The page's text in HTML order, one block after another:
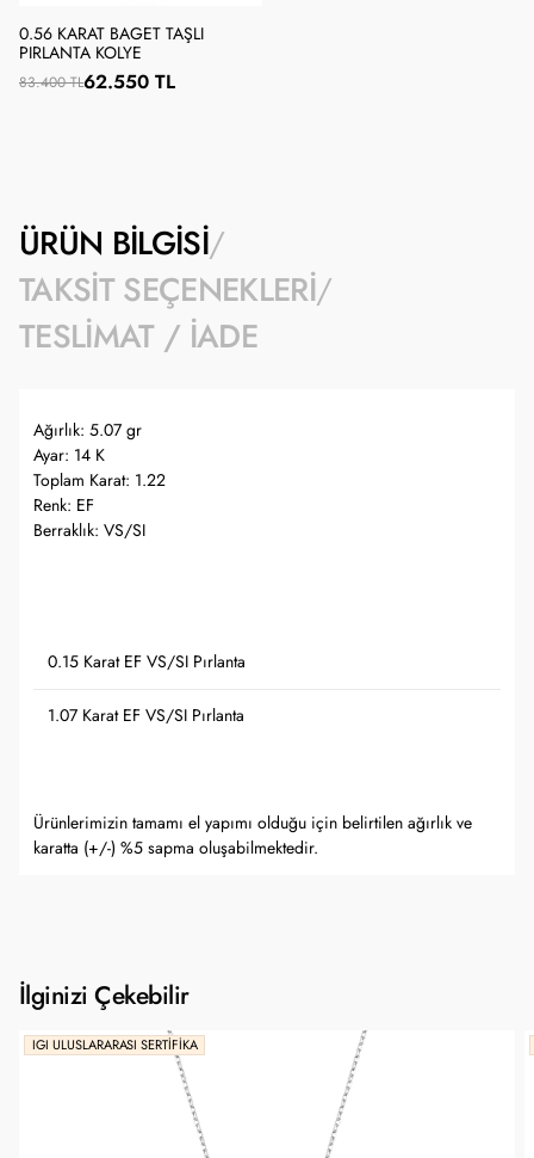
0.56 KARAT BAGET TAŞLI
PIRLANTA KOLYE
83.400 TL62.550 TL
ÜRÜN BILGISI
TAKSIT SEÇENEKLERI
TESLIMAT / İADE
Ağırlık: 5.07 gr
Ayar: 14 K
Toplam Karat: 1.22
Renk: EF
Berraklık: VS/SI
0.15 Karat EF VS/SI Pırlanta
1.07 Karat EF VS/SI Pırlanta
Ürünlerimizin tamamı el yapımı olduğu için belirtilen ağırlık ve
karatta (+/-) %5 sapma oluşabilmektedir.
İlginizi Çekebilir
IGI ULUSLARARASI SERTIFIKA